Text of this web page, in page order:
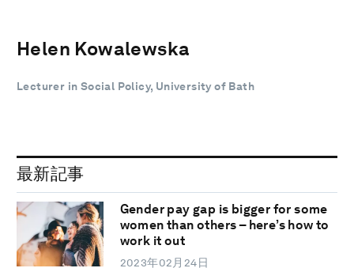
Helen Kowalewska
Lecturer in Social Policy, University of Bath
最新記事
Gender pay gap is bigger for some
women than others – here’s how to
work it out
2023年02月24日